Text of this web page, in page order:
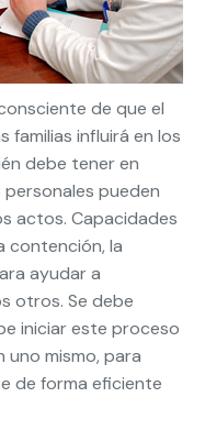
de que el
familias influirá en los
debe tener en
pueden
actos. Capacidades
contención, la
ayudar a
otros. Se debe
iniciar este proceso
mismo, para
de forma eficiente